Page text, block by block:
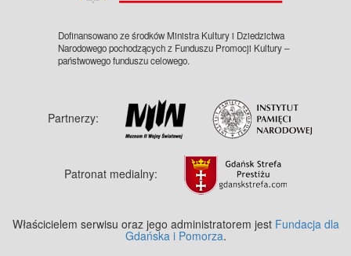
Dofinansowano ze środków Ministra Kultury i Dziedzictwa
Narodowego pochodzących z Funduszu Promocji Kultury –
państwowego funduszu celowego.
Partnerzy:
Patronat medialny:
Właścicielem serwisu oraz jego administratorem jest Fundacja dla
Gdańska i Pomorza.